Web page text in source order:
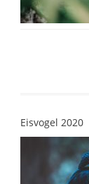
Eisvogel 2020